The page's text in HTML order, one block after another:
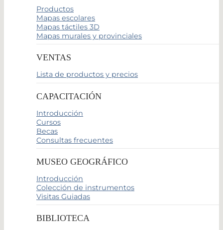
Productos
Mapas escolares
Mapas táctiles 3D
Mapas murales y provinciales
VENTAS
Lista de productos y precios
CAPACITACIÓN
Introducción
Cursos
Becas
Consultas frecuentes
MUSEO GEOGRÁFICO
Introducción
Colección de instrumentos
Visitas Guiadas
BIBLIOTECA